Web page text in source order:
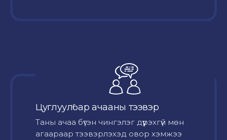
Цуглуулбар ачааны тээвэр
Таны ачаа бүтэн чингэлэг дүүрэхгүй мөн
агаараар тээвэрлэхэд овор хэмжээ